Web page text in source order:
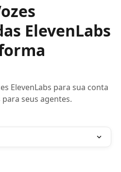
ElevenLabs
ElevenLabs para sua conta
seus agentes.